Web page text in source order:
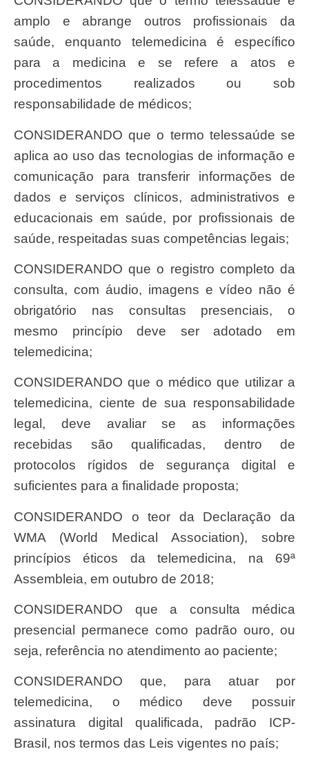
amplo e abrange outros profissionais da
saúde, enquanto telemedicina é específico
para a medicina e se refere a atos e
procedimentos realizados ou sob
responsabilidade de médicos;
CONSIDERANDO que o termo telessaúde se
aplica ao uso das tecnologias de informação e
comunicação para transferir informações de
dados e serviços clínicos, administrativos e
educacionais em saúde, por profissionais de
saúde, respeitadas suas competências legais;
CONSIDERANDO que o registro completo da
consulta, com áudio, imagens e vídeo não é
obrigatório nas consultas presenciais, o
mesmo princípio deve ser adotado em
telemedicina;
CONSIDERANDO que o médico que utilizar a
telemedicina, ciente de sua responsabilidade
legal, deve avaliar se as informações
recebidas são qualificadas, dentro de
protocolos rígidos de segurança digital e
suficientes para a finalidade proposta;
CONSIDERANDO o teor da Declaração da
WMA (World Medical Association), sobre
princípios éticos da telemedicina, na 69ª
Assembleia, em outubro de 2018;
CONSIDERANDO que a consulta médica
presencial permanece como padrão ouro, ou
seja, referência no atendimento ao paciente;
CONSIDERANDO que, para atuar por
telemedicina, o médico deve possuir
assinatura digital qualificada, padrão ICP-
Brasil, nos termos das Leis vigentes no país;